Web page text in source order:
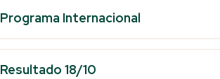
Programa Internacional
Resultado 18/10